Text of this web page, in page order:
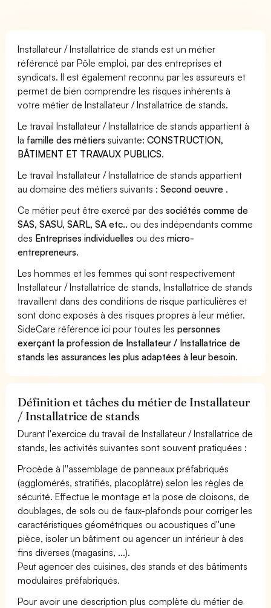
Installateur / Installatrice de stands est un métier
référencé par Pôle emploi, par des entreprises et
syndicats. Il est également reconnu par les assureurs et
permet de bien comprendre les risques inhérents à
votre métier de Installateur / Installatrice de stands.
Le travail Installateur / Installatrice de stands appartient à
la famille des métiers suivante:CONSTRUCTION,
BÂTIMENT ET TRAVAUX PUBLICS.
Le travail Installateur / Installatrice de stands appartient
au domaine des métiers suivants :Second oeuvre .
Ce métier peut être exercé par dessociétés comme de
SAS, SASU, SARL, SA etc.. ou des indépendants comme
des Entreprises individuelles ou desmicro-
entrepreneurs.
Les hommes et les femmes qui sont respectivement
Installateur / Installatrice de stands, Installatrice de stands
travaillent dans des conditions de risque particulières et
sont donc exposés à des risques propres à leur métier.
SideCare référence ici pour toutes lespersonnes
exerçant la profession de Installateur / Installatrice de
stands les assurances les plus adaptées à leur besoin.
Définition et tâches du métier de Installateur
/ Installatrice de stands
Durant l'exercice du travail de Installateur / Installatrice de
stands, les activités suivantes sont souvent pratiquées :
Procède à l''assemblage de panneaux préfabriqués
(agglomérés, stratifiés, placoplâtre) selon les règles de
sécurité. Effectue le montage et la pose de cloisons, de
doublages, de sols ou de faux-plafonds pour corriger les
caractéristiques géométriques ou acoustiques d''une
pièce, isoler un bâtiment ou agencer un intérieur à des
fins diverses (magasins, ...).
Peut agencer des cuisines, des stands et des bâtiments
modulaires préfabriqués.
Pour avoir une description plus complète du métier de